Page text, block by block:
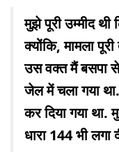
मुझे पूरी उम्मीद थी
क्योंकि, मामला
उस वक्त मैं बसपा
जेल में चला गया था.
कर दिया गया
धारा 144 भी लगा